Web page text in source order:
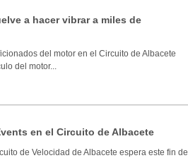
a hacer vibrar a miles de
del motor en el Circuito de Albacete
del motor...
en el Circuito de Albacete
de Velocidad de Albacete espera este fin de